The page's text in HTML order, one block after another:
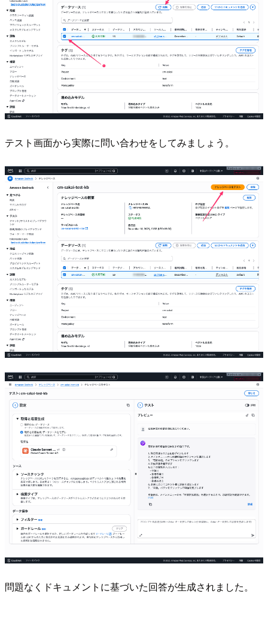
テスト画面から実際に問い合わせをしてみましょう。
問題なくドキュメントに基づいた回答が生成されました。